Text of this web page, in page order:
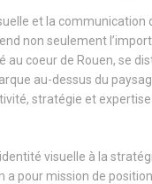
et la
non seulement
au coeur de Rouen, se
au-dessus du
stratégie et
visuelle à la
a pour mission de